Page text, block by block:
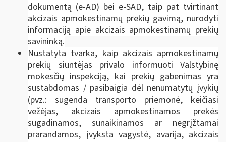
dokumentą (e-AD) bei e-SAD, taip pat tvirtinant
akcizais apmokestinamų prekių gavimą, nurodyti
informaciją apie akcizais apmokestinamų prekių
savininką.
Nustatyta tvarka, kaip akcizais apmokestinamų
prekių siuntėjas privalo informuoti Valstybinę
mokesčių inspekciją, kai prekių gabenimas yra
sustabdomas / pasibaigia dėl nenumatytų įvykių
(pvz.: sugenda transporto priemonė, keičiasi
vežėjas, akcizais apmokestinamos prekės
sugadinamos, sunaikinamos ar negrįžtamai
prarandamos, įvyksta vagystė, avarija, akcizais